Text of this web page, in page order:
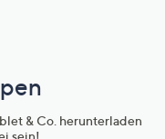
& Co. herunterladen
sein!